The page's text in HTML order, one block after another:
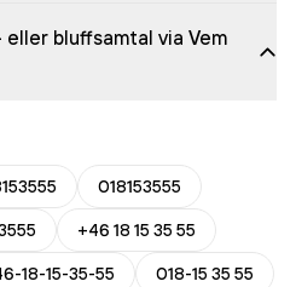
bluffsamtal via Vem
018153555
+46 18 15 35 55
18-15-35-55
018-15 35 55